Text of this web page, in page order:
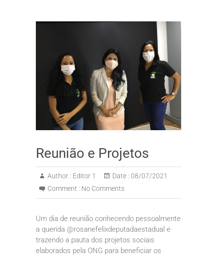
Reunião e Projetos
Author : Editor 1 Date : 08/07/2021
Comment : No Comments
Um dia de reunião conhecendo pessoalmente
a querida @rosanefelixdeputadaestadual e
trazendo a pauta dos projetos sociais
elaborados pela ONG para beneficiar os